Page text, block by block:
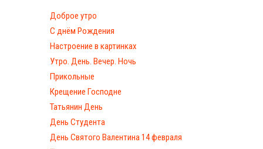
Доброе утро
С днём Рождения
Настроение в картинках
Утро. День. Вечер. Ночь
Прикольные
Крещение Господне
Татьянин День
День Студента
День Святого Валентина 14 февраля